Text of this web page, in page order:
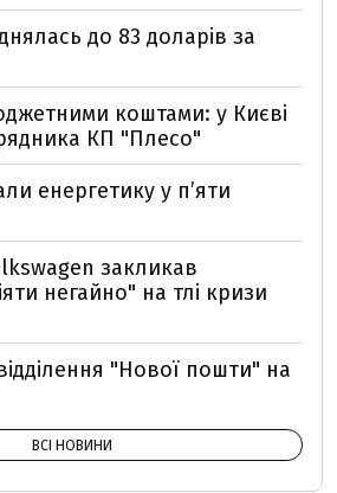
до 83 доларів за
коштами: у Києві
КП "Плесо"
енергетику у пʼяти
закликав
негайно" на тлі кризи
"Нової пошти" на
ВСІ НОВИНИ